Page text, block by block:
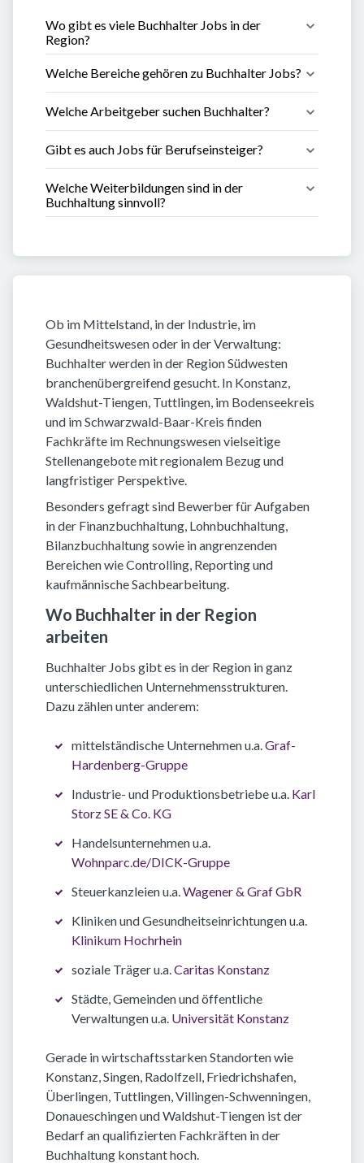
Wo gibt es viele Buchhalter Jobs in der
Region?
Welche Bereiche gehören zu Buchhalter Jobs?
Welche Arbeitgeber suchen Buchhalter?
Gibt es auch Jobs für Berufseinsteiger?
Welche Weiterbildungen sind in der
Buchhaltung sinnvoll?
Ob im Mittelstand, in der Industrie, im
Gesundheitswesen oder in der Verwaltung:
Buchhalter werden in der Region Südwesten
branchenübergreifend gesucht. In Konstanz,
Waldshut-Tiengen, Tuttlingen, im Bodenseekreis
und im Schwarzwald-Baar-Kreis finden
Fachkräfte im Rechnungswesen vielseitige
Stellenangebote mit regionalem Bezug und
langfristiger Perspektive.
Besonders gefragt sind Bewerber für Aufgaben
in der Finanzbuchhaltung, Lohnbuchhaltung,
Bilanzbuchhaltung sowie in angrenzenden
Bereichen wie Controlling, Reporting und
kaufmännische Sachbearbeitung.
Wo Buchhalter in der Region
arbeiten
Buchhalter Jobs gibt es in der Region in ganz
unterschiedlichen Unternehmensstrukturen.
Dazu zählen unter anderem:
mittelständische Unternehmen u.a.Graf-
Hardenberg-Gruppe
Industrie- und Produktionsbetriebe u.a. Karl
Storz SE & Co. KG
Handelsunternehmen u.a.
Wohnparc.de/DICK-Gruppe
Steuerkanzleien u.a.Wagener & Graf GbR
Kliniken und Gesundheitseinrichtungen u.a.
Klinikum Hochrhein
soziale Träger u.a.Caritas Konstanz
Städte, Gemeinden und öffentliche
Verwaltungen u.a. Universität Konstanz
Gerade in wirtschaftsstarken Standorten wie
Konstanz, Singen, Radolfzell, Friedrichshafen,
Überlingen, Tuttlingen, Villingen-Schwenningen,
Donaueschingen und Waldshut-Tiengen ist der
Bedarf an qualifizierten Fachkräften in der
Buchhaltung konstant hoch.